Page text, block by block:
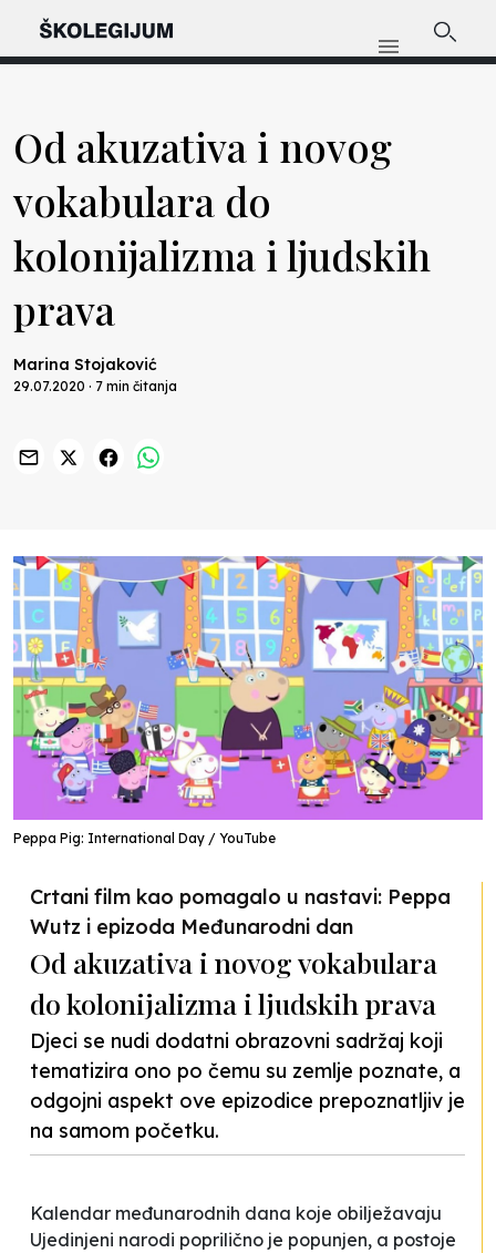
Od akuzativa i novog
vokabulara do
kolonijalizma i ljudskih
prava
Marina Stojaković
29.07.2020 · 7 min čitanja
Peppa Pig: International Day / YouTube
Crtani film kao pomagalo u nastavi: Peppa
Wutz i epizoda Međunarodni dan
Od akuzativa i novog vokabulara
do kolonijalizma i ljudskih prava
Djeci se nudi dodatni obrazovni sadržaj koji
tematizira ono po čemu su zemlje poznate, a
odgojni aspekt ove epizodice prepoznatljiv je
na samom početku.
Kalendar međunarodnih dana koje obilježavaju
Ujedinjeni narodi poprilično je popunjen, a postoje